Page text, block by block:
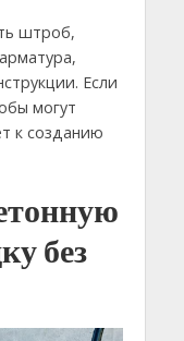
штроб,
Если
могут
к созданию
без